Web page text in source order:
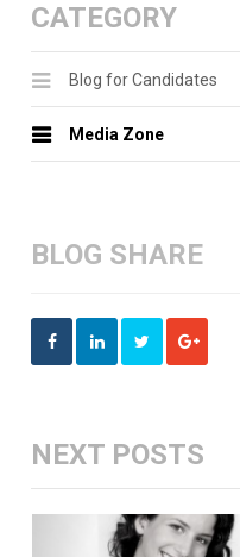
CATEGORY
Blog for Candidates
Media Zone
BLOG SHARE
NEXT POSTS